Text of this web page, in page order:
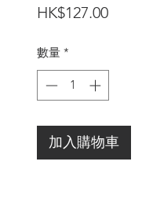
HK$127.00價
數量 *
加入購物車